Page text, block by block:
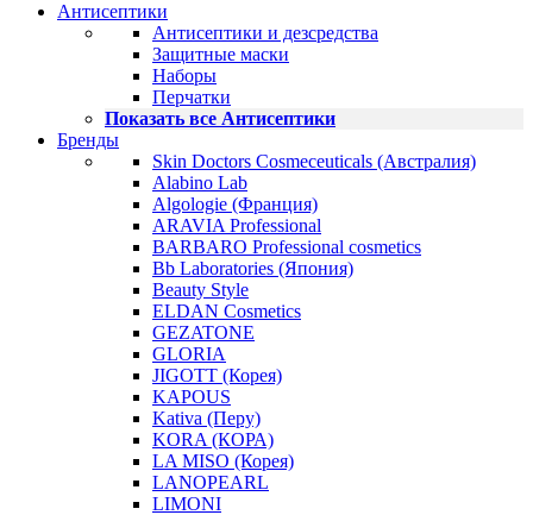
Антисептики
Антисептики и дезсредства
Защитные маски
Наборы
Перчатки
Показать все Антисептики
Бренды
Skin Doctors Cosmeceuticals (Австралия)
Alabino Lab
Algologie (Франция)
ARAVIA Professional
BARBARO Professional cosmetics
Bb Laboratories (Япония)
Beauty Style
ELDAN Cosmetics
GEZATONE
GLORIA
JIGOTT (Корея)
KAPOUS
Kativa (Перу)
KORA (КОРА)
LA MISO (Корея)
LANOPEARL
LIMONI